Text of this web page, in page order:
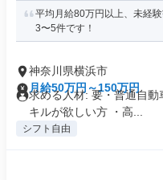
平均月給80万円以上、未経
3〜5件です！
神奈川県横浜市
月給50万円～150万円
求める人材: 要・普通自
キルが欲しい方 ・高...
シフト自由